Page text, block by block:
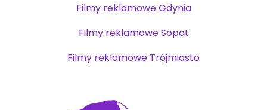
Filmy reklamowe Gdynia
Filmy reklamowe Sopot
Filmy reklamowe Trójmiasto